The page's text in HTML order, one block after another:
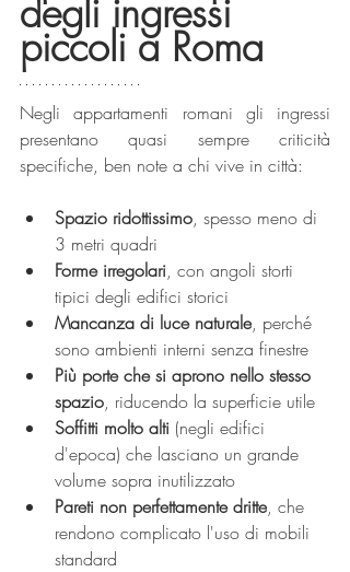
degli ingressi
piccoli a Roma
Negli appartamenti romani gli ingressi
presentano quasi sempre criticità
specifiche, ben note a chi vive in città:
Spazio ridottissimo, spesso meno di
3 metri quadri
Forme irregolari, con angoli storti
tipici degli edifici storici
Mancanza di luce naturale, perché
sono ambienti interni senza finestre
Più porte che si aprono nello stesso
spazio, riducendo la superficie utile
Soffitti molto alti (negli edifici
d'epoca) che lasciano un grande
volume sopra inutilizzato
Pareti non perfettamente dritte, che
rendono complicato l'uso di mobili
standard